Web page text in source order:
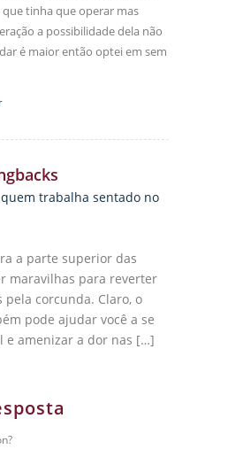
tinha que operar mas
a possibilidade dela não
é maior então optei em sem
trabalha sentado no
a parte superior das
maravilhas para reverter
pela corcunda. Claro, o
pode ajudar você a se
e amenizar a dor nas […]